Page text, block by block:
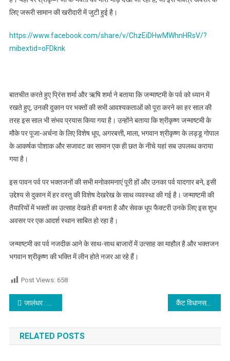
लिए जरूरी सामान की खरीदारी में जुटी हुई है।
https://www.facebook.com/share/v/ChzEiDHwMWhnHRsV/?
mibextid=oFDknk
बातचीत करते हुए प्रिंस शर्मा और ऋषि शर्मा ने बताया कि जन्माष्टमी के पर्व को ध्यान में
रखते हुए, उनकी दुकान पर भक्तों की सभी आवश्यकताओं को पूरा करने का हर साल की
तरह इस साल भी संभव प्रयास किया गया है। उन्होंने बताया कि श्रीकृष्ण जन्माष्टमी के
मौके पर पूजा-अर्चना के लिए विशेष धूप, अगरबत्ती, माला, भगवान श्रीकृष्ण के लड्डू गोपाल
के आकर्षक पोशाक और सजावट का सामान एक ही छत के नीचे यहां सब उपलब्ध कराया
गया है।
इस पावन पर्व पर भक्तजनों की सभी मनोकामनाएं पूरी हों और उनका पर्व यादगार बने, इसी
उद्देश्य से दुकान में हर वस्तु की विशेष देखरेख के साथ व्यवस्था की गई है। जन्माष्टमी की
तैयारियों में भक्तों का उत्साह देखते ही बनता है और सेवक धूप फैक्टरी उनके लिए इस शुभ
अवसर पर एक आदर्श स्थान साबित हो रहा है।
जन्माष्टमी का पर्व नजदीक आने के साथ-साथ बाजारों में उत्साह का माहौल है और भक्तजन
भगवान श्रीकृष्ण की भक्ति में लीन होते नजर आ रहे हैं।
Post Views: 658
Post navigation
जालंधर : देहात पुलिस ने 3 नशा तस्करों को किया गिरफ्तार,नशे के साथ ड्रग मनी व कार भी पकड़ी, पढ़े कैंट विधानसभा के ग्रामीण इलाको मे लोगो को भाजपा के मेम्बरशिप अभियान से जोड़ने के लिए बैठक का आयोजन
RELATED POSTS